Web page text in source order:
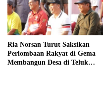
Ria Norsan Turut Saksikan
Perlombaan Rakyat di Gema
Membangun Desa di Teluk